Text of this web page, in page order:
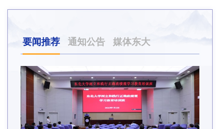
要闻推荐 通知公告 媒体东大